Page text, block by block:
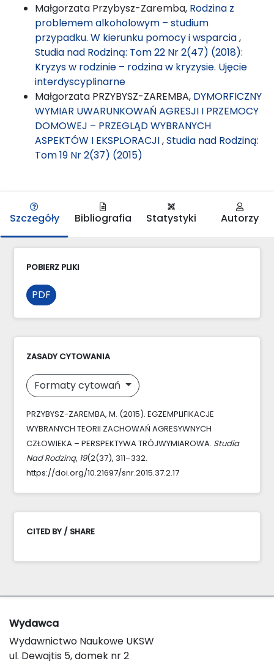
Małgorzata Przybysz-Zaremba, Rodzina z
problemem alkoholowym – studium
przypadku. W kierunku pomocy i wsparcia,
Studia nad Rodziną: Tom 22 Nr 2(47) (2018):
Kryzys w rodzinie – rodzina w kryzysie. Ujęcie
interdyscyplinarne
Małgorzata PRZYBYSZ-ZAREMBA, DYMORFICZNY
WYMIAR UWARUNKOWAŃ AGRESJI I PRZEMOCY
DOMOWEJ – PRZEGLĄD WYBRANYCH
ASPEKTÓW I EKSPLORACJI,Studia nad Rodziną:
Tom 19 Nr 2(37) (2015)
Szczegóły Bibliografia Statystyki Autorzy
POBIERZ PLIKI
PDF
ZASADY CYTOWANIA
Formaty cytowań
PRZYBYSZ-ZAREMBA, M. (2015). EGZEMPLIFIKACJE
WYBRANYCH TEORII ZACHOWAŃ AGRESYWNYCH
CZŁOWIEKA – PERSPEKTYWA TRÓJWYMIAROWA. Studia
Nad Rodziną, 19(2(37), 311–332.
https://doi.org/10.21697/snr.2015.37.2.17
CITED BY / SHARE
Wydawca
Wydawnictwo Naukowe UKSW
ul. Dewajtis 5, domek nr 2